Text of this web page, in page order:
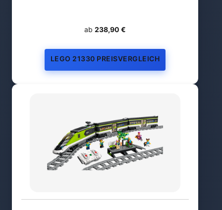
ab 238,90 €
LEGO 21330 PREISVERGLEICH